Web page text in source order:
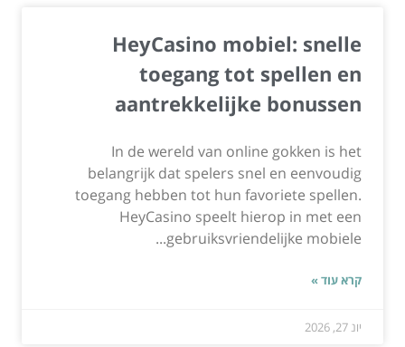
HeyCasino mobiel: snelle
toegang tot spellen en
aantrekkelijke bonussen
In de wereld van online gokken is het
belangrijk dat spelers snel en eenvoudig
toegang hebben tot hun favoriete spellen.
HeyCasino speelt hierop in met een
gebruiksvriendelijke mobiele...
קרא עוד »
יונ 27, 2026